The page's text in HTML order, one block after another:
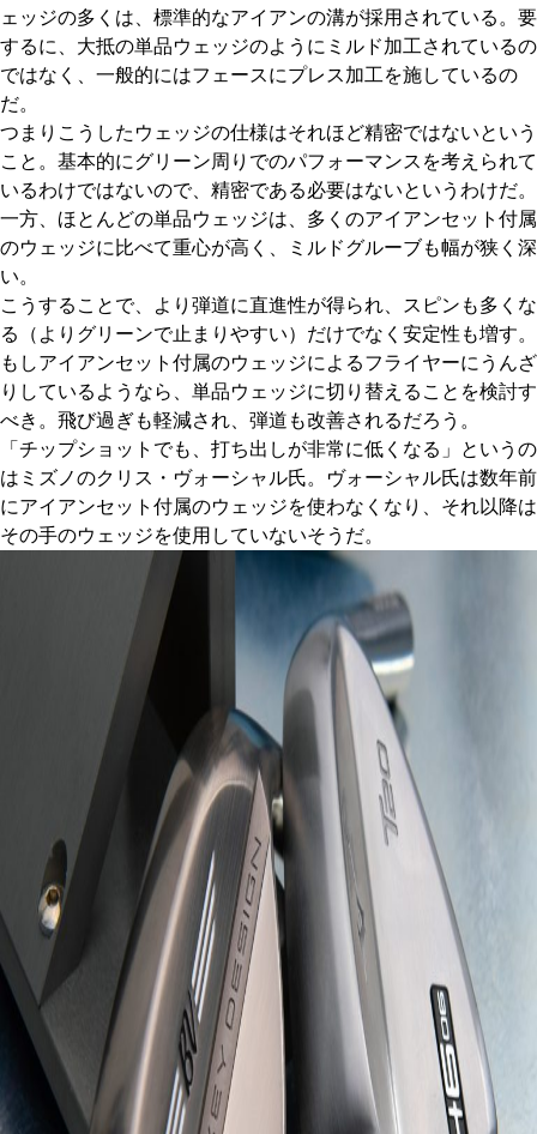
ェッジの多くは、標準的なアイアンの溝が採用されている。要
するに、大抵の単品ウェッジのようにミルド加工されているの
ではなく、一般的にはフェースにプレス加工を施しているの
だ。
つまりこうしたウェッジの仕様はそれほど精密ではないという
こと。基本的にグリーン周りでのパフォーマンスを考えられて
いるわけではないので、精密である必要はないというわけだ。
一方、ほとんどの単品ウェッジは、多くのアイアンセット付属
のウェッジに比べて重心が高く、ミルドグルーブも幅が狭く深
い。
こうすることで、より弾道に直進性が得られ、スピンも多くな
る（よりグリーンで止まりやすい）だけでなく安定性も増す。
もしアイアンセット付属のウェッジによるフライヤーにうんざ
りしているようなら、単品ウェッジに切り替えることを検討す
べき。飛び過ぎも軽減され、弾道も改善されるだろう。
「チップショットでも、打ち出しが非常に低くなる」というの
はミズノのクリス・ヴォーシャル氏。ヴォーシャル氏は数年前
にアイアンセット付属のウェッジを使わなくなり、それ以降は
その手のウェッジを使用していないそうだ。